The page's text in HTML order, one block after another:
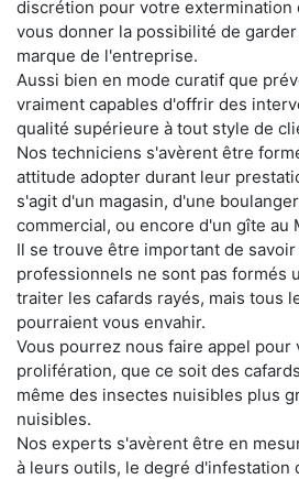
discrétion pour votre extermination
vous donner la possibilité de
marque de l'entreprise.
Aussi bien en mode curatif que
vraiment capables d'offrir des
qualité supérieure à tout style de
Nos techniciens s'avèrent être
attitude adopter durant leur
s'agit d'un magasin, d'une
commercial, ou encore d'un gîte au
Il se trouve être important de savoir
professionnels ne sont pas formés
traiter les cafards rayés, mais tous
pourraient vous envahir.
Vous pourrez nous faire appel pour
prolifération, que ce soit des
même des insectes nuisibles plus
nuisibles.
Nos experts s'avèrent être en
à leurs outils, le degré d'infestation